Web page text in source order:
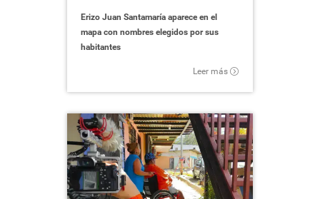
Erizo Juan Santamaría aparece en el
mapa con nombres elegidos por sus
habitantes
Leer más